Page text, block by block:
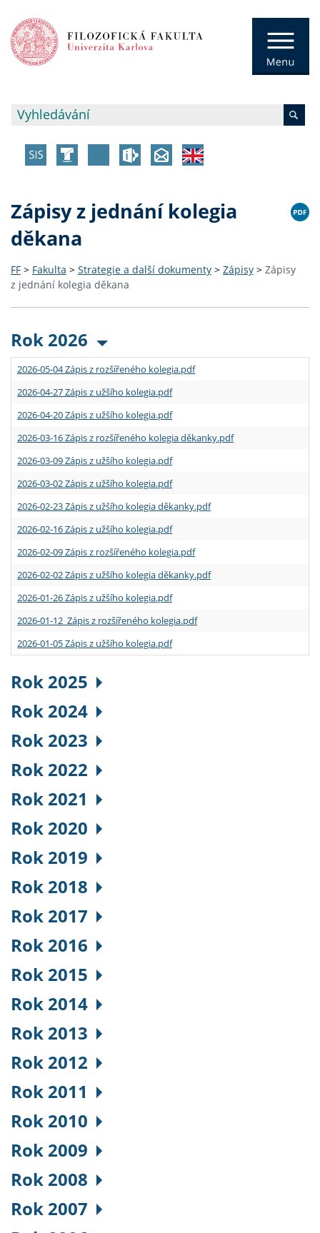
Zápisy z jednání kolegia
děkana
FF > Fakulta > Strategie a další dokumenty > Zápisy > Zápisy
z jednání kolegia děkana
Rok 2026
2026-05-04 Zápis z rozšířeného kolegia.pdf
2026-04-27 Zápis z užšího kolegia.pdf
2026-04-20 Zápis z užšího kolegia.pdf
2026-03-16 Zápis z rozšířeného kolegia děkanky.pdf
2026-03-09 Zápis z užšího kolegia.pdf
2026-03-02 Zápis z užšího kolegia.pdf
2026-02-23 Zápis z užšího kolegia děkanky.pdf
2026-02-16 Zápis z užšího kolegia.pdf
2026-02-09 Zápis z rozšířeného kolegia.pdf
2026-02-02 Zápis z užšího kolegia děkanky.pdf
2026-01-26 Zápis z užšího kolegia.pdf
2026-01-12 Zápis z rozšířeného kolegia.pdf
2026-01-05 Zápis z užšího kolegia.pdf
Rok 2025
Rok 2024
Rok 2023
Rok 2022
Rok 2021
Rok 2020
Rok 2019
Rok 2018
Rok 2017
Rok 2016
Rok 2015
Rok 2014
Rok 2013
Rok 2012
Rok 2011
Rok 2010
Rok 2009
Rok 2008
Rok 2007